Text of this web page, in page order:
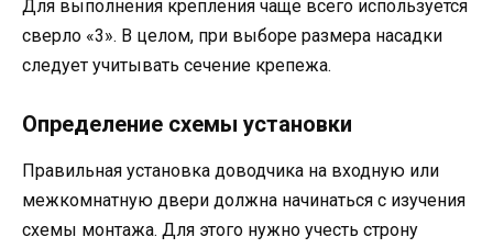
Для выполнения крепления чаще всего используется
сверло «3». В целом, при выборе размера насадки
следует учитывать сечение крепежа.
Определение схемы установки
Правильная установка доводчика на входную или
межкомнатную двери должна начинаться с изучения
схемы монтажа. Для этого нужно учесть строну